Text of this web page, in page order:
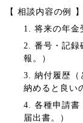
【 相談内容の例 】
1. 将来の年金
2. 番号・記録
報。）
3. 納付履歴（
納めると良い
4. 各種申請書
届出書。）